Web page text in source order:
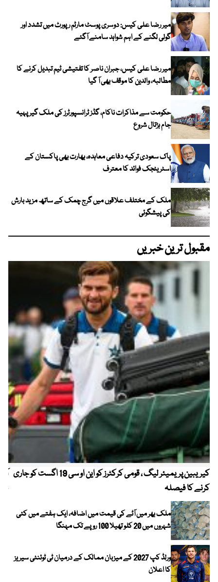
میر رضا علی کیس: دوسری پوسٹ مارٹم رپورٹ میں تشدد اور
گولی لگنے کے اہم شواہد سامنے آگئے
میر رضا علی کیس، جبران ناصر کا تفتیشی ٹیم تبدیل کرنے کا
مطالبہ، والدین کا موقف بھی آ گیا
حکومت سے مذاکرات ناکام، گڈز ٹرانسپورٹرز کی ملک گیر پہیہ
جام ہڑتال شروع
پاک سعودی ترکیہ دفاعی معاہدہ، بھارت بھی پاکستان کے
اسٹریٹجک فوائد کا معترف
ملک کے مختلف علاقوں میں گرج چمک کے ساتھ مزید بارش
کی پیشگوئی
مقبول ترین خبریں
کیریبین پریمیئر لیگ ، قومی کرکٹرز کو این او سی 19 اگست کو جاری
کرنے کا فیصلہ
ملک بھر میں آٹے کی قیمت میں اضافہ، ایک ہفتے میں کئی
شہروں میں 20 کلو تھیلا 100 روپے تک مہنگا
ورلڈ کپ 2027 کے میزبان ممالک کے درمیان ٹی ٹوئنٹی سیریز
کا اعلان